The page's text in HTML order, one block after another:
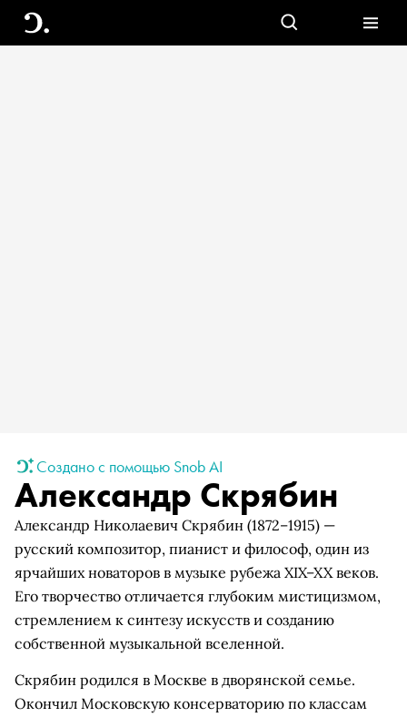
Создано с помощью Snob AI
Александр Скрябин
Александр Николаевич Скрябин (1872–1915) —
русский композитор, пианист и философ, один из
ярчайших новаторов в музыке рубежа XIX–XX веков.
Его творчество отличается глубоким мистицизмом,
стремлением к синтезу искусств и созданию
собственной музыкальной вселенной.
Скрябин родился в Москве в дворянской семье.
Окончил Московскую консерваторию по классам